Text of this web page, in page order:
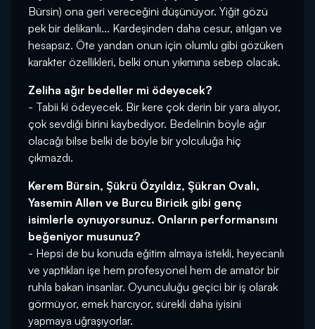
Bürsin) ona geri vereceğini düşünüyor. Yiğit gözü
pek bir delikanlı... Kardeşinden daha cesur, atılgan ve
hesapsız. Öte yandan onun için olumlu gibi gözüken
karakter özellikleri, belki onun yıkımına sebep olacak.
Zeliha ağır bedeller mi ödeyecek?
- Tabii ki ödeyecek. Bir kere çok derin bir yara alıyor,
çok sevdiği birini kaybediyor. Bedelinin böyle ağır
olacağı bilse belki de böyle bir yolculuğa hiç
çıkmazdı.
Kerem Bürsin, Şükrü Özyıldız, Şükran Ovalı,
Yasemin Allen ve Burcu Biricik gibi genç
isimlerle oynuyorsunuz. Onların performansını
beğeniyor musunuz?
- Hepsi de bu konuda eğitim almaya istekli, heyecanlı
ve yaptıkları işe hem profesyonel hem de amatör bir
ruhla bakan insanlar. Oyunculuğu geçici bir iş olarak
görmüyor, emek harcıyor, sürekli daha iyisini
yapmaya uğraşıyorlar.